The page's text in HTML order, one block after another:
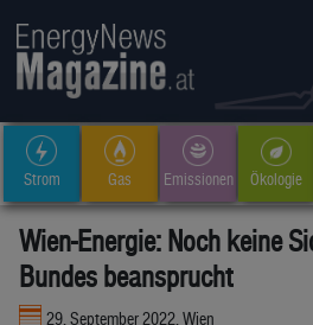
Strom Gas Emissionen Ökologie
Wien-Energie: Noch keine
Bundes beansprucht
29. September 2022, Wien